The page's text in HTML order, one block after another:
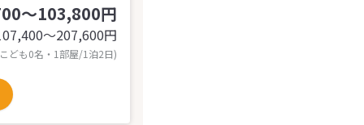
～103,800円
〜207,600円
ども0名・1部屋/1泊2日)